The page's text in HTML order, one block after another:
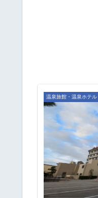
温泉旅館・温泉ホテル